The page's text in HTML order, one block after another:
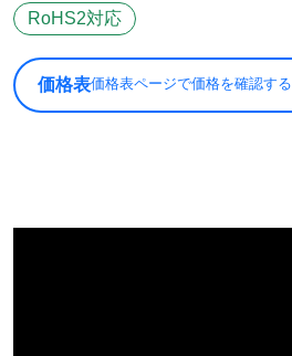
RoHS2対応
価格表価格表ページで価格を確認する